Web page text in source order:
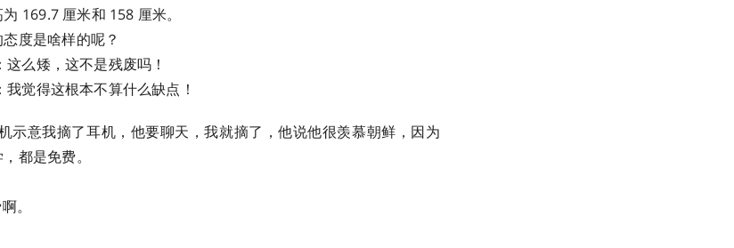
169.7 厘米和 158 厘米。
度是啥样的呢？
么矮，这不是残废吗！
觉得这根本不算什么缺点！
示意我摘了耳机，他要聊天，我就摘了，他说他很羡慕朝鲜，因为
都是免费。
。